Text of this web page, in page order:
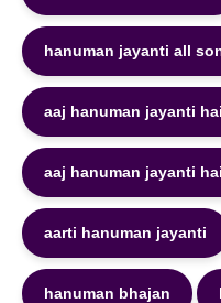
hanuman jayanti all
aaj hanuman jayanti hai
aaj hanuman jayanti
aarti hanuman jayanti
hanuman bhajan